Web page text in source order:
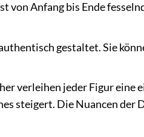
von Anfang bis Ende
gestaltet. Sie
verleihen jeder Figur eine
steigert. Die Nuancen der